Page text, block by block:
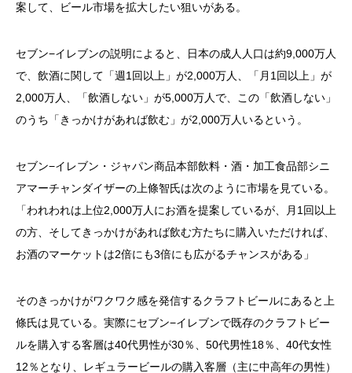
案して、ビール市場を拡大したい狙いがある。
セブン−イレブンの説明によると、日本の成人人口は約9,000万人
で、飲酒に関して「週1回以上」が2,000万人、「月1回以上」が
2,000万人、「飲酒しない」が5,000万人で、この「飲酒しない」
のうち「きっかけがあれば飲む」が2,000万人いるという。
セブン−イレブン・ジャパン商品本部飲料・酒・加工食品部シニ
アマーチャンダイザーの上條智氏は次のように市場を見ている。
「われわれは上位2,000万人にお酒を提案しているが、月1回以上
の方、そしてきっかけがあれば飲む方たちに購入いただければ、
お酒のマーケットは2倍にも3倍にも広がるチャンスがある」
そのきっかけがワクワク感を発信するクラフトビールにあると上
條氏は見ている。実際にセブン−イレブンで既存のクラフトビー
ルを購入する客層は40代男性が30％、50代男性18％、40代女性
12％となり、レギュラービールの購入客層（主に中高年の男性）